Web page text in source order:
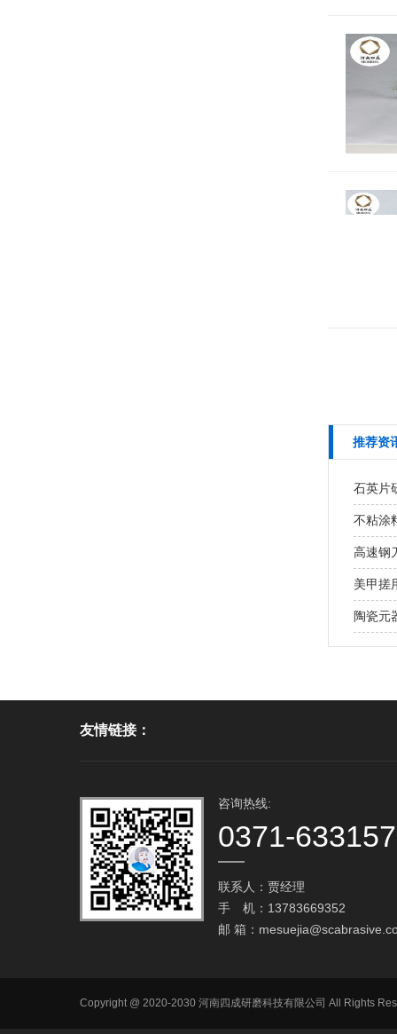
推荐资
石英片
不粘涂
高速钢
美甲搓
陶瓷元
友情链接：
咨询热线:
0371-
联系人：贾经理
手 机：13783669352
邮 箱：
Copyright @ 2020-2030 河南四成研磨科技有限公司 All Rights